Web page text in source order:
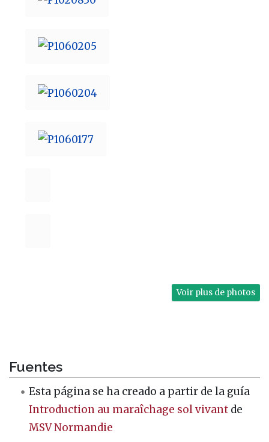
Voir plus de photos
Fuentes
Esta página se ha creado a partir de la guía
Introduction au maraîchage sol vivant de
MSV Normandie